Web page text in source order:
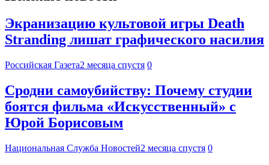
Экранизацию культовой игры Death
Stranding лишат графического насилия
Российская Газета2 месяца спустя 0
Сродни самоубийству: Почему студии
боятся фильма «Искусственный» с
Юрой Борисовым
Национальная Служба Новостей2 месяца спустя 0